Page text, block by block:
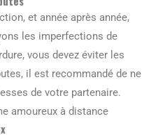
et année après année,
les imperfections de
vous devez éviter les
il est recommandé de ne
de votre partenaire.
amoureux à distance